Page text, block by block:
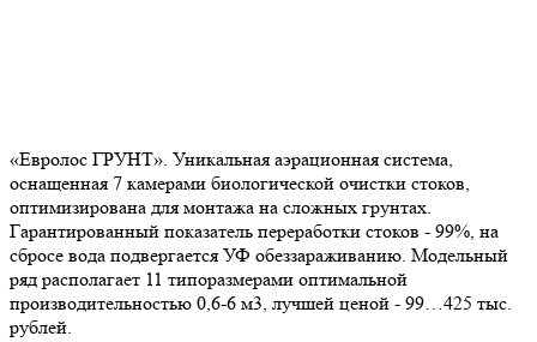
«Евролос ГРУНТ». Уникальная аэрационная система,
оснащенная 7 камерами биологической очистки стоков,
оптимизирована для монтажа на сложных грунтах.
Гарантированный показатель переработки стоков - 99%, на
сбросе вода подвергается УФ обеззараживанию. Модельный
ряд располагает 11 типоразмерами оптимальной
производительностью 0,6-6 м3, лучшей ценой - 99…425 тыс.
рублей.